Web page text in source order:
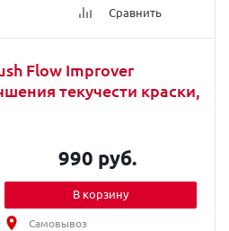
Сравнить
Flow Improver
текучести краски,
990 руб.
В корзину
Самовывоз